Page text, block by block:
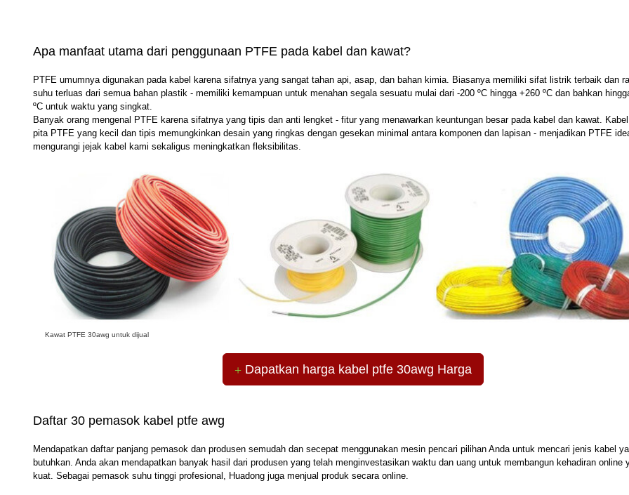
Apa manfaat utama dari penggunaan PTFE pada kabel dan kawat?
PTFE umumnya digunakan pada kabel karena sifatnya yang sangat tahan api, asap, dan bahan kimia. Biasanya memiliki sifat listrik terbaik dan
suhu terluas dari semua bahan plastik - memiliki kemampuan untuk menahan segala sesuatu mulai dari -200 ºC hingga +260 ºC dan bahkan
ºC untuk waktu yang singkat.
Banyak orang mengenal PTFE karena sifatnya yang tipis dan anti lengket - fitur yang menawarkan keuntungan besar pada kabel dan kawat.
pita PTFE yang kecil dan tipis memungkinkan desain yang ringkas dengan gesekan minimal antara komponen dan lapisan - menjadikan PTFE
mengurangi jejak kabel kami sekaligus meningkatkan fleksibilitas.
Kawat PTFE 30awg untuk dijual
Dapatkan harga kabel ptfe 30awg Harga
Daftar 30 pemasok kabel ptfe awg
Mendapatkan daftar panjang pemasok dan produsen semudah dan secepat menggunakan mesin pencari pilihan Anda untuk mencari jenis kabel
butuhkan. Anda akan mendapatkan banyak hasil dari produsen yang telah menginvestasikan waktu dan uang untuk membangun kehadiran online
kuat. Sebagai pemasok suhu tinggi profesional, Huadong juga menjual produk secara online.